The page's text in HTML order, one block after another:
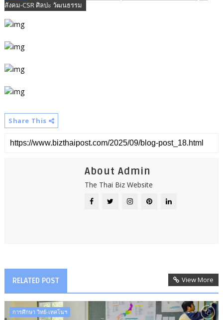
สังคม-CSR ศิลปะ วัฒนธรรม
Share This
About Admin
The Thai Biz Website
RELATED POST View More
การศึกษา วิทย์-เทคโนฯ